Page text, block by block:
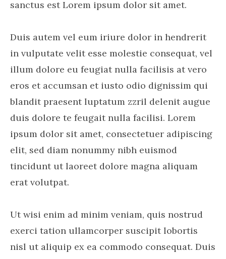
sanctus est Lorem ipsum dolor sit amet.
Duis autem vel eum iriure dolor in hendrerit
in vulputate velit esse molestie consequat, vel
illum dolore eu feugiat nulla facilisis at vero
eros et accumsan et iusto odio dignissim qui
blandit praesent luptatum zzril delenit augue
duis dolore te feugait nulla facilisi. Lorem
ipsum dolor sit amet, consectetuer adipiscing
elit, sed diam nonummy nibh euismod
tincidunt ut laoreet dolore magna aliquam
erat volutpat.
Ut wisi enim ad minim veniam, quis nostrud
exerci tation ullamcorper suscipit lobortis
nisl ut aliquip ex ea commodo consequat. Duis